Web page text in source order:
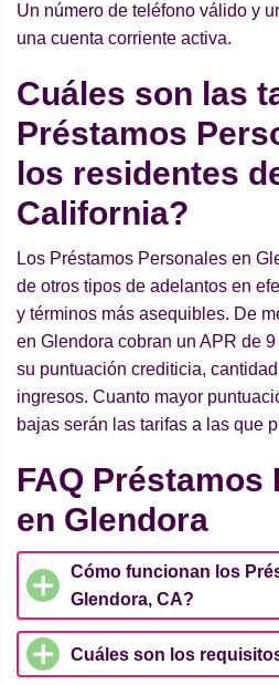
Un número de teléfono válido y
una cuenta corriente activa.
Cuáles son las
Préstamos
los residentes
California?
Los Préstamos Personales en
de otros tipos de adelantos en
y términos más asequibles. De
en Glendora cobran un APR de
su puntuación crediticia,
ingresos. Cuanto mayor
bajas serán las tarifas a las que
FAQ Préstamos
en Glendora
Cómo funcionan los
Glendora, CA?
Cuáles son los